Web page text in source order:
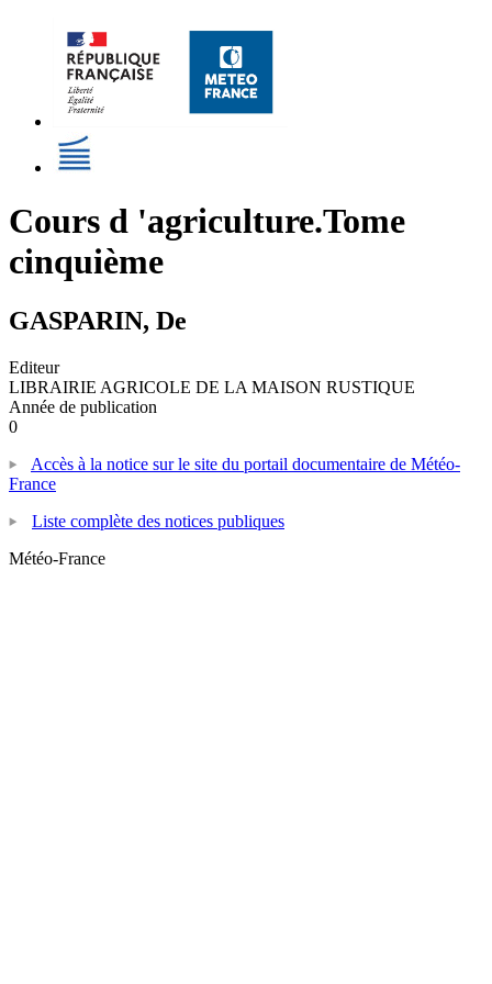
Cours d 'agriculture.Tome
cinquième
GASPARIN, De
Editeur
LIBRAIRIE AGRICOLE DE LA MAISON RUSTIQUE
Année de publication
0
Accès à la notice sur le site du portail documentaire de Météo-
France
Liste complète des notices publiques
Météo-France